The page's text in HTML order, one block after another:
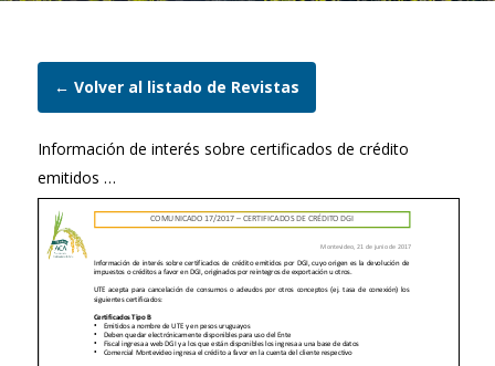
← Volver al listado de Revistas
Información de interés sobre certificados de crédito
emitidos …